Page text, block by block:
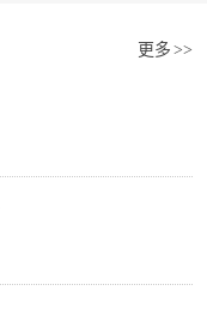
更多 >>